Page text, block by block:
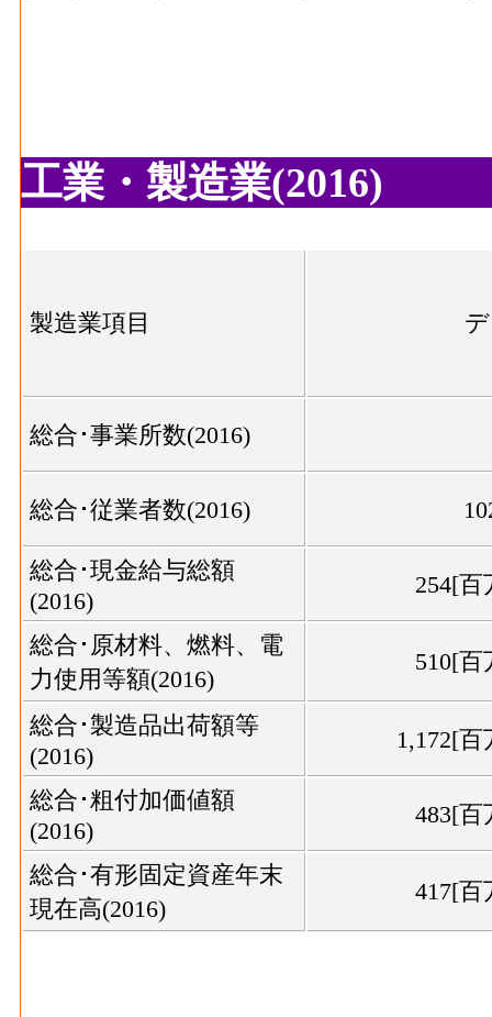
工業・製造業(2016)
製造業項目
総合･事業所数(2016)
総合･従業者数(2016)
総合･現金給与総額
(2016)
254[百
総合･原材料、燃料、電
力使用等額(2016)
510[百
総合･製造品出荷額等
(2016)
1,172[
総合･粗付加価値額
(2016)
483[百
総合･有形固定資産年末
現在高(2016)
417[百